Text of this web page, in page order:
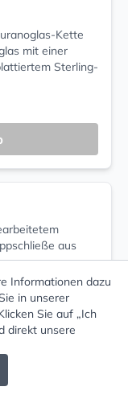
Kette
mit einer
Sterling-
aus
Informationen dazu
in unserer
Sie auf „Ich
direkt unsere